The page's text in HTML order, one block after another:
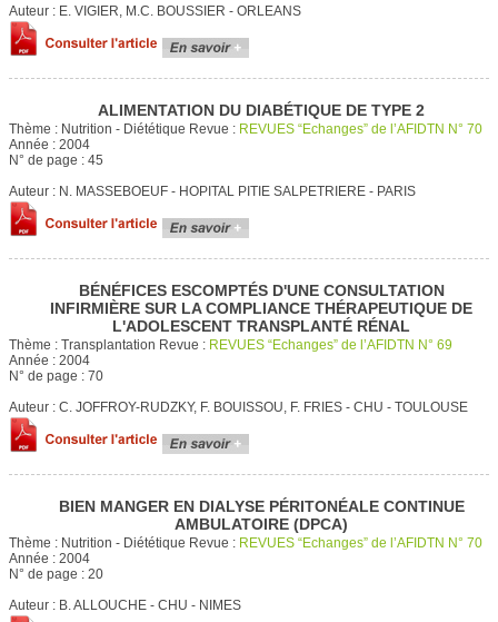
Auteur : E. VIGIER, M.C. BOUSSIER - ORLEANS
ALIMENTATION DU DIABÉTIQUE DE TYPE 2
Thème : Nutrition - Diététique Revue : REVUES “Echanges” de l’AFIDTN N° 70
Année : 2004
N° de page : 45
Auteur : N. MASSEBOEUF - HOPITAL PITIE SALPETRIERE - PARIS
BÉNÉFICES ESCOMPTÉS D'UNE CONSULTATION
INFIRMIÈRE SUR LA COMPLIANCE THÉRAPEUTIQUE DE
L'ADOLESCENT TRANSPLANTÉ RÉNAL
Thème : Transplantation Revue : REVUES “Echanges” de l’AFIDTN N° 69
Année : 2004
N° de page : 70
Auteur : C. JOFFROY-RUDZKY, F. BOUISSOU, F. FRIES - CHU - TOULOUSE
BIEN MANGER EN DIALYSE PÉRITONÉALE CONTINUE
AMBULATOIRE (DPCA)
Thème : Nutrition - Diététique Revue : REVUES “Echanges” de l’AFIDTN N° 70
Année : 2004
N° de page : 20
Auteur : B. ALLOUCHE - CHU - NIMES